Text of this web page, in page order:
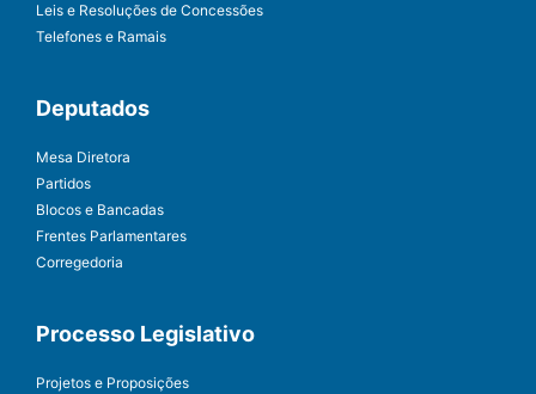
Leis e Resoluções de Concessões
Telefones e Ramais
Deputados
Mesa Diretora
Partidos
Blocos e Bancadas
Frentes Parlamentares
Corregedoria
Processo Legislativo
Projetos e Proposições